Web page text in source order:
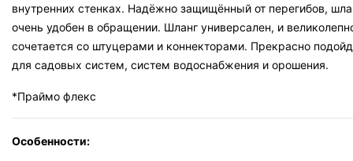
внутренних стенках. Надёжно защищённый от перегибов,
очень удобен в обращении. Шланг универсален, и
сочетается со штуцерами и коннекторами. Прекрасно
для садовых систем, систем водоснабжения и орошения.
*Праймо флекс
Особенности: